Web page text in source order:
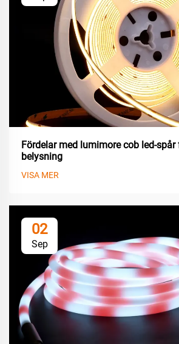
Fördelar med lumimore cob led-
belysning
VISA MER
02
Sep